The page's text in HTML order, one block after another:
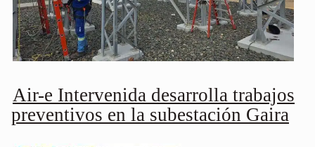
Air-e Intervenida desarrolla trabajos
preventivos en la subestación Gaira